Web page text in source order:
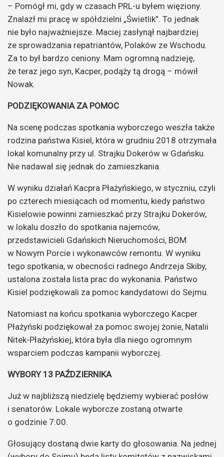
– Pomógł mi, gdy w czasach PRL-u byłem więziony.
Znalazł mi pracę w spółdzielni „Świetlik”. To jednak
nie było najważniejsze. Maciej zasłynął najbardziej
ze sprowadzania repatriantów, Polaków ze Wschodu.
Za to był bardzo ceniony. Mam ogromną nadzieję,
że teraz jego syn, Kacper, podąży tą drogą – mówił
Nowak.
PODZIĘKOWANIA ZA POMOC
Na scenę podczas spotkania wyborczego weszła także
rodzina państwa Kisiel, która w grudniu 2018 otrzymała
lokal komunalny przy ul. Strajku Dokerów w Gdańsku.
Nie nadawał się jednak do zamieszkania.
W wyniku działań Kacpra Płażyńskiego, w styczniu, czyli
po czterech miesiącach od momentu, kiedy państwo
Kisielowie powinni zamieszkać przy Strajku Dokerów,
w lokalu doszło do spotkania najemców,
przedstawicieli Gdańskich Nieruchomości, BOM
w Nowym Porcie i wykonawców remontu. W wyniku
tego spotkania, w obecności radnego Andrzeja Skiby,
ustalona została lista prac do wykonania. Państwo
Kisiel podziękowali za pomoc kandydatowi do Sejmu.
Natomiast na końcu spotkania wyborczego Kacper
Płażyński podziękował za pomoc swojej żonie, Natalii
Nitek-Płażyńskiej, która była dla niego ogromnym
wsparciem podczas kampanii wyborczej.
WYBORY 13 PAŹDZIERNIKA
Już w najbliższą niedzielę będziemy wybierać posłów
i senatorów. Lokale wyborcze zostaną otwarte
o godzinie 7:00.
Głosujący dostaną dwie karty do głosowania. Na jednej